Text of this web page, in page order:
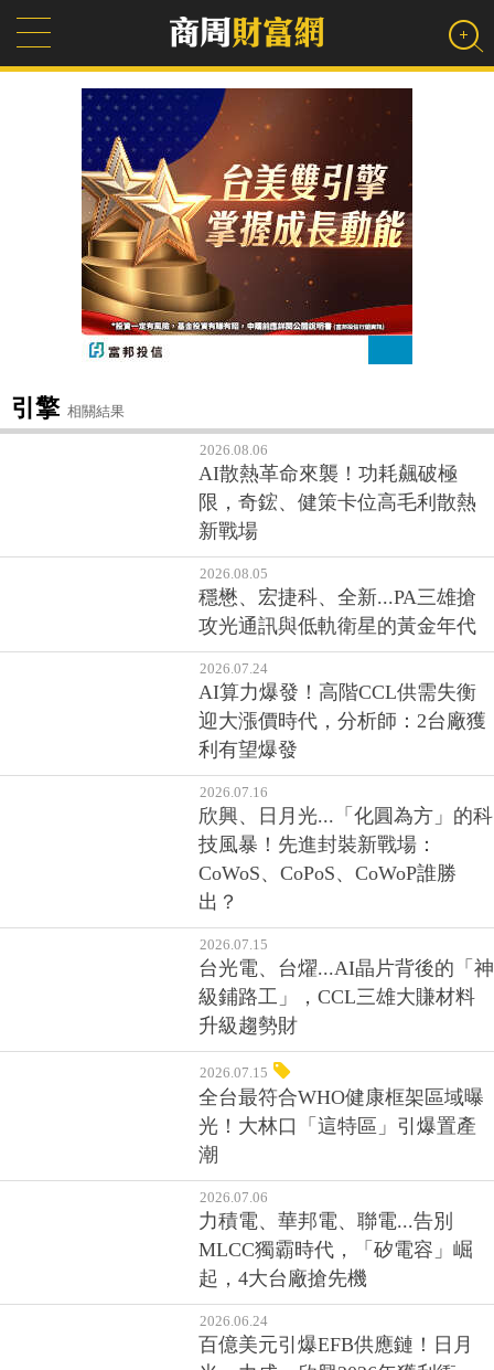
引擎 相關結果
2026.08.06
AI散熱革命來襲！功耗飆破極
限，奇鋐、健策卡位高毛利散熱
新戰場
2026.08.05
穩懋、宏捷科、全新...PA三雄搶
攻光通訊與低軌衛星的黃金年代
2026.07.24
AI算力爆發！高階CCL供需失衡
迎大漲價時代，分析師：2台廠獲
利有望爆發
2026.07.16
欣興、日月光...「化圓為方」的科
技風暴！先進封裝新戰場：
CoWoS、CoPoS、CoWoP誰勝
出？
2026.07.15
台光電、台燿...AI晶片背後的「神
級鋪路工」，CCL三雄大賺材料
升級趨勢財
2026.07.15
全台最符合WHO健康框架區域曝
光！大林口「這特區」引爆置產
潮
2026.07.06
力積電、華邦電、聯電...告別
MLCC獨霸時代，「矽電容」崛
起，4大台廠搶先機
2026.06.24